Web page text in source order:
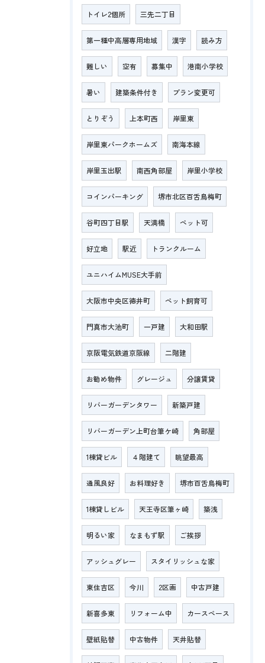
トイレ2個所 三先二丁目
第一種中高層専用地域 漢字 読み方
難しい 空有 募集中 港南小学校
暑い 建築条件付き プラン変更可
とりぞう 上本町西 岸里東
岸里東パークホームズ 南海本線
岸里玉出駅 南西角部屋 岸里小学校
コインパーキング 堺市北区百舌鳥梅町
谷町四丁目駅 天満橋 ペット可
好立地 駅近 トランクルーム
ユニハイムMUSE大手前
大阪市中央区徳井町 ペット飼育可
門真市大池町 一戸建 大和田駅
京阪電気鉄道京阪線 二階建
お勧め物件 グレージュ 分譲賃貸
リバーガーデンタワー 新築戸建
リバーガーデン上町台筆ケ崎 角部屋
1棟貸ビル ４階建て 眺望最高
通風良好 お料理好き 堺市百舌鳥梅町
1棟貸しビル 天王寺区筆ヶ崎 築浅
明るい家 なまもず駅 ご挨拶
アッシュグレー スタイリッシュな家
東住吉区 今川 2区画 中古戸建
新喜多東 リフォーム中 カースペース
壁紙貼替 中古物件 天井貼替